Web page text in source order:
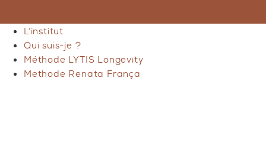
L’institut
Qui suis-je ?
Méthode LYTIS Longevity
Methode Renata França